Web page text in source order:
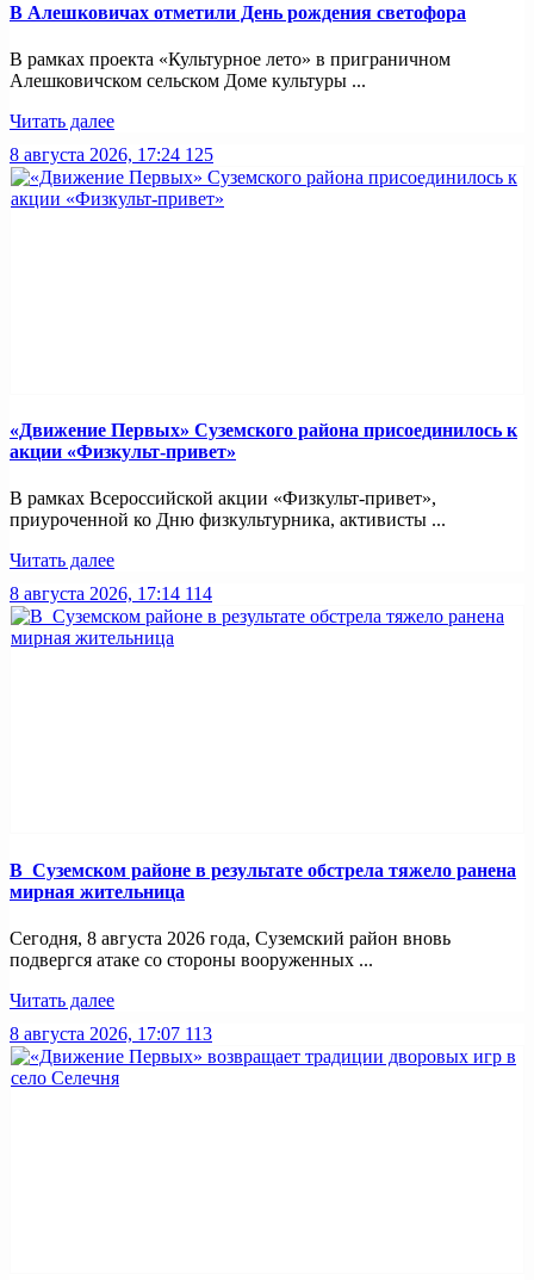
В Алешковичах отметили День рождения светофора
В рамках проекта «Культурное лето» в приграничном
Алешковичском сельском Доме культуры ...
Читать далее
8 августа 2026, 17:24 125
«Движение Первых» Суземского района присоединилось к
акции «Физкульт-привет»
В рамках Всероссийской акции «Физкульт-привет»,
приуроченной ко Дню физкультурника, активисты ...
Читать далее
8 августа 2026, 17:14 114
В Суземском районе в результате обстрела тяжело ранена
мирная жительница
Сегодня, 8 августа 2026 года, Суземский район вновь
подвергся атаке со стороны вооруженных ...
Читать далее
8 августа 2026, 17:07 113